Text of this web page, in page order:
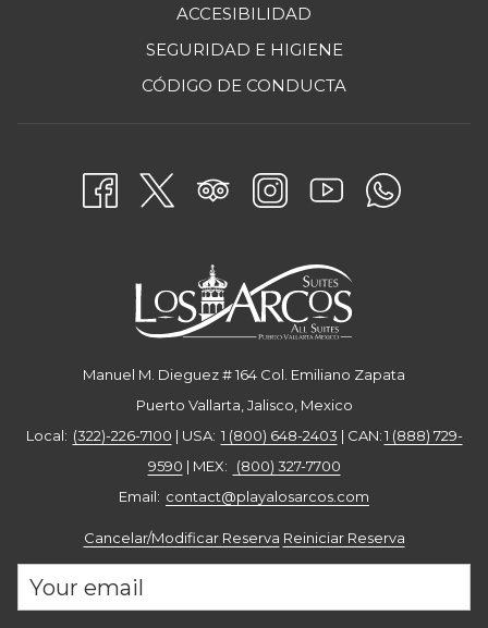
ACCESIBILIDAD
SEGURIDAD E HIGIENE
CÓDIGO DE CONDUCTA
NUEVA
PESTAÑA
Manuel M. Dieguez # 164 Col. Emiliano Zapata
Puerto Vallarta, Jalisco, Mexico
Local: (322)-226-7100 | USA: 1 (800) 648-2403 | CAN:1 (888) 729-
9590 | MEX:
(800) 327-7700
Email: ​ contact@playalosarcos.com
Cancelar/Modificar Reserva Reiniciar Reserva